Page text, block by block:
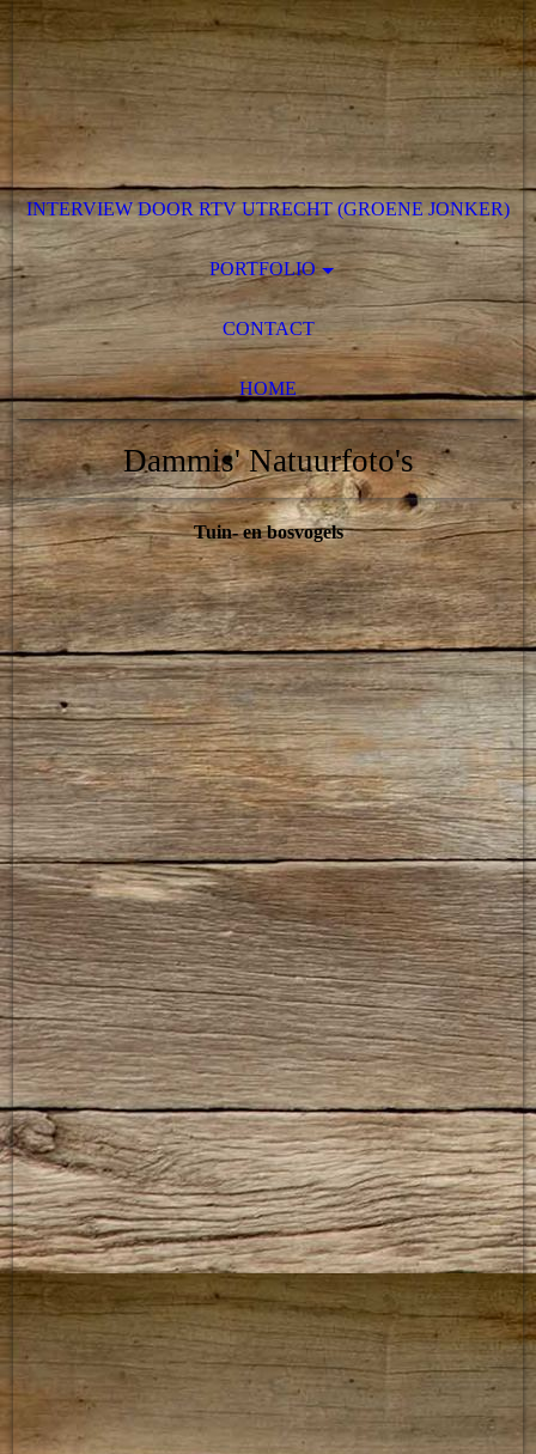
INTERVIEW DOOR RTV UTRECHT (GROENE JONKER)
PORTFOLIO
CONTACT
HOME
Dammis' Natuurfoto's
Tuin- en bosvogels